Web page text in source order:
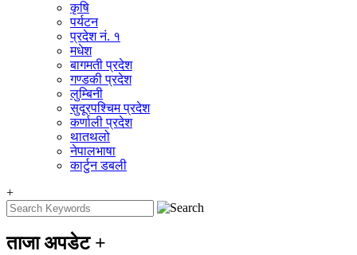
कृषि
पर्यटन
प्रदेश नं. १
मधेश
बागमती प्रदेश
गण्डकी प्रदेश
लुम्बिनी
सुदूरपश्चिम प्रदेश
कर्णाली प्रदेश
थातथलो
नेपालभाषा
कार्टुन डबली
+
ताजा अपडेट +